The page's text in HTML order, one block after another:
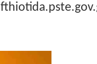
fthiotida.pste.gov.